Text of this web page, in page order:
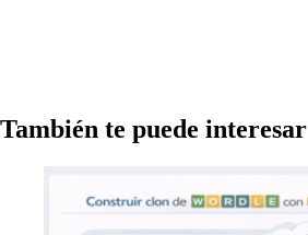
También te puede interesar